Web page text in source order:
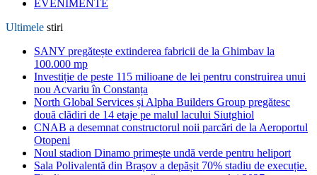
EVENIMENTE
Ultimele stiri
SANY pregătește extinderea fabricii de la Ghimbav la
100.000 mp
Investiție de peste 115 milioane de lei pentru construirea unui
nou Acvariu în Constanța
North Global Services și Alpha Builders Group pregătesc
două clădiri de 14 etaje pe malul lacului Siutghiol
CNAB a desemnat constructorul noii parcări de la Aeroportul
Otopeni
Noul stadion Dinamo primește undă verde pentru heliport
Sala Polivalentă din Brașov a depășit 70% stadiu de execuție.